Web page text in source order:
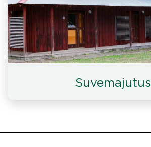
Suvemajutus